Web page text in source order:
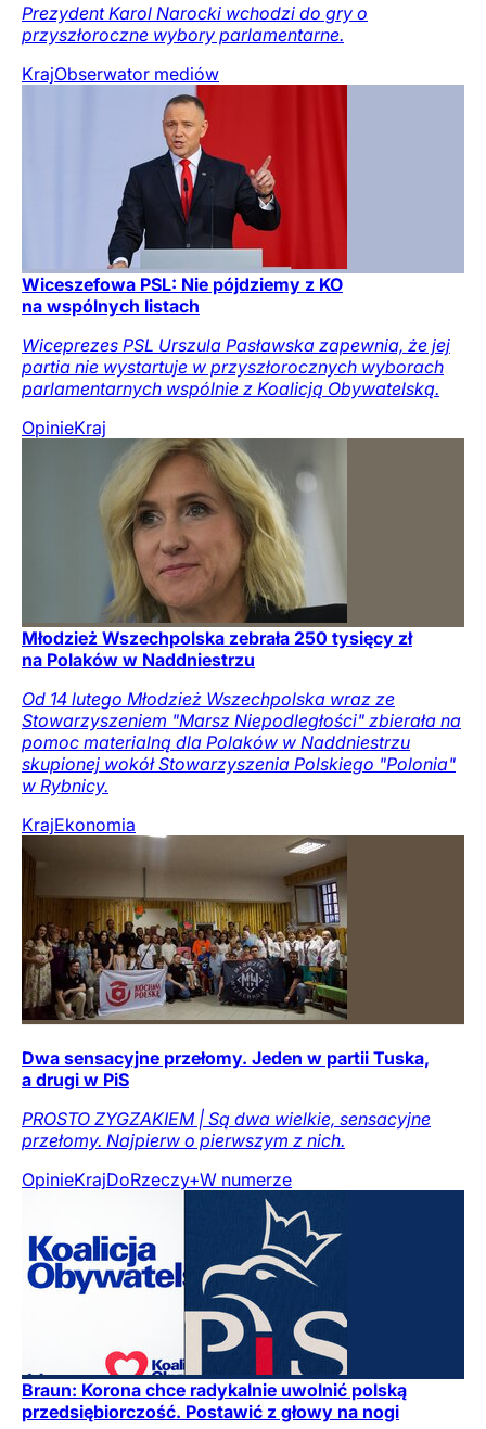
Prezydent Karol Narocki wchodzi do gry o
przyszłoroczne wybory parlamentarne.
KrajObserwator mediów
Wiceszefowa PSL: Nie pójdziemy z KO
na wspólnych listach
Wiceprezes PSL Urszula Pasławska zapewnia, że jej
partia nie wystartuje w przyszłorocznych wyborach
parlamentarnych wspólnie z Koalicją Obywatelską.
OpinieKraj
Młodzież Wszechpolska zebrała 250 tysięcy zł
na Polaków w Naddniestrzu
Od 14 lutego Młodzież Wszechpolska wraz ze
Stowarzyszeniem "Marsz Niepodległości" zbierała na
pomoc materialną dla Polaków w Naddniestrzu
skupionej wokół Stowarzyszenia Polskiego "Polonia"
w Rybnicy.
KrajEkonomia
Dwa sensacyjne przełomy. Jeden w partii Tuska,
a drugi w PiS
PROSTO ZYGZAKIEM | Są dwa wielkie, sensacyjne
przełomy. Najpierw o pierwszym z nich.
OpinieKrajDoRzeczy+W numerze
Braun: Korona chce radykalnie uwolnić polską
przedsiębiorczość. Postawić z głowy na nogi